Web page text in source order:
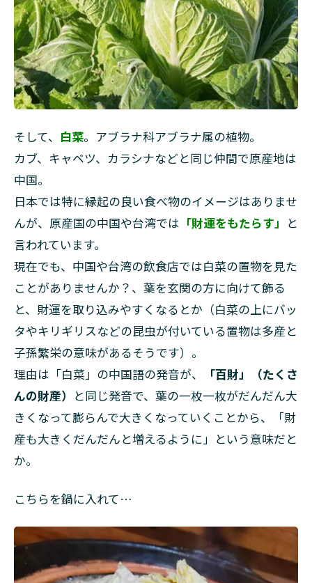
そして、 白菜。アブラナ科アブラナ属の植物。
カブ、キャベツ、カラシナなどと同じ仲間で原産地は
中国。
日本では特に縁起の良い食べ物のイメージはありませ
んが、原産国の中国や台湾では 「財運をもたらす」 と
言われています。
現在でも、中国や台湾の飲食店では白菜の置物を見た
ことがありませんか？、葉を玄関の方に向けて飾る
と、財運を取り込みやすくなるとか（白菜の上にバッ
タやキリギリスなどの昆虫が付いている置物は多産と
子孫繁栄の意味があるそうです）。
理由は「白菜」の中国語の発音が、
「百財」（たくさ
んの財産） と同じ発音で、葉の一枚一枚がだんだん大
きくなって膨らんで大きくなっていくことから、「財
産も大きくだんだんと増えるように」という意味だと
か。
こちらを鍋に入れて…